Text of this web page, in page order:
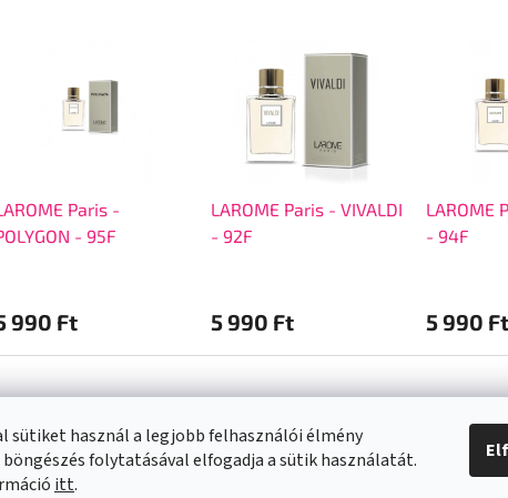
sütiket használ a legjobb felhasználói élmény
böngészés folytatásával elfogadja a sütik használatát.
itt.
Paris -
- 95F
990 Ft
LAROME Paris - VIVALDI
- 92F
5 990 Ft
LAROME
- 94F
5 990 Ft
vásárlásról